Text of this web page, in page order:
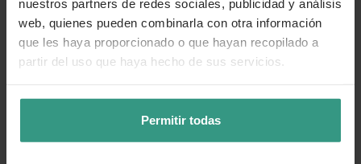
nuestros partners de redes sociales, publicidad y análisis
web, quienes pueden combinarla con otra información
que les haya proporcionado o que hayan recopilado a
partir del uso que haya hecho de sus servicios.
Permitir todas
Número de artículo: 10012156
¿Te ha resultado útil la información de este producto?